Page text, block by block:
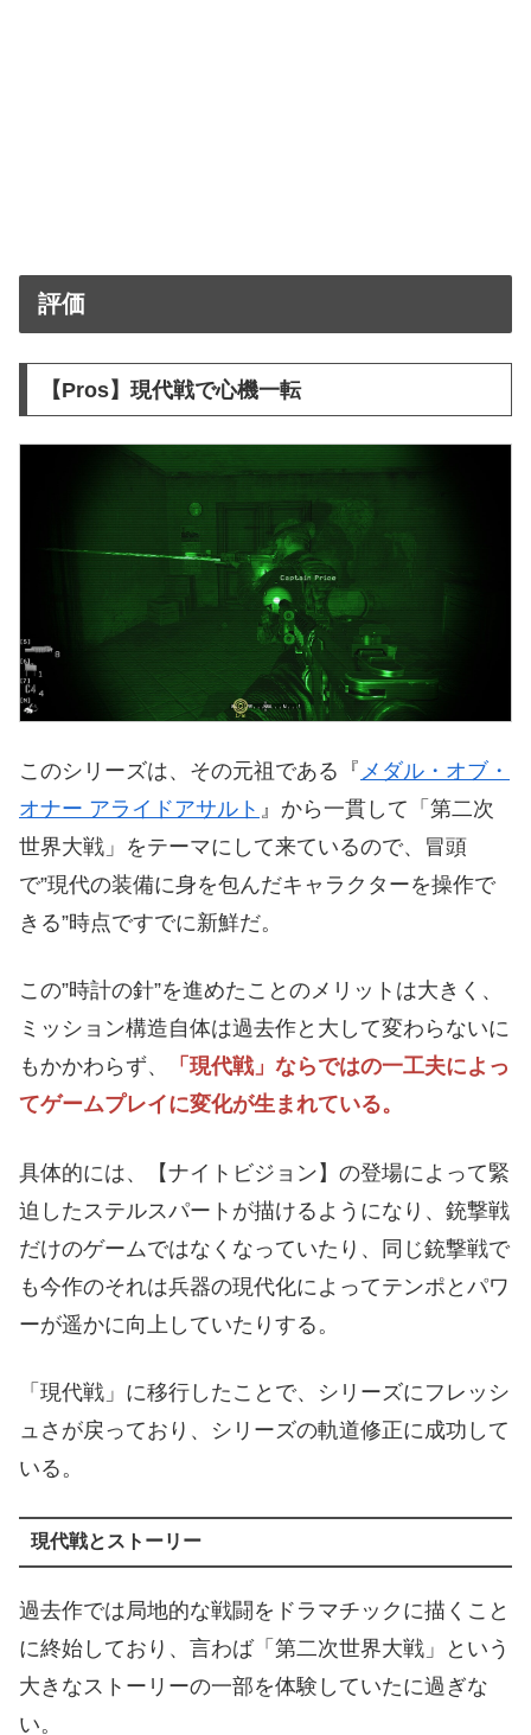
評価
【Pros】現代戦で心機一転
このシリーズは、その元祖である『 メダル・オブ・
オナー アライドアサルト 』から一貫して「第二次
世界大戦」をテーマにして来ているので、冒頭
で”現代の装備に身を包んだキャラクターを操作で
きる”時点ですでに新鮮だ。
この”時計の針”を進めたことのメリットは大きく、
ミッション構造自体は過去作と大して変わらないに
もかかわらず、
「現代戦」ならではの一工夫によっ
てゲームプレイに変化が生まれている。
具体的には、【ナイトビジョン】の登場によって緊
迫したステルスパートが描けるようになり、銃撃戦
だけのゲームではなくなっていたり、同じ銃撃戦で
も今作のそれは兵器の現代化によってテンポとパワ
ーが遥かに向上していたりする。
「現代戦」に移行したことで、シリーズにフレッシ
ュさが戻っており、シリーズの軌道修正に成功して
いる。
現代戦とストーリー
過去作では局地的な戦闘をドラマチックに描くこと
に終始しており、言わば「第二次世界大戦」という
大きなストーリーの一部を体験していたに過ぎな
い。